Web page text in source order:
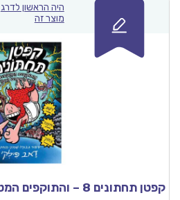
היה הראשון לדרג
מוצר זה